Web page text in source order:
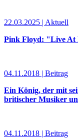
22.03.2025 | Aktuell
Pink Floyd: "Live At
04.11.2018 | Beitrag
Ein König, der mit
britischer Musiker
04.11.2018 | Beitrag